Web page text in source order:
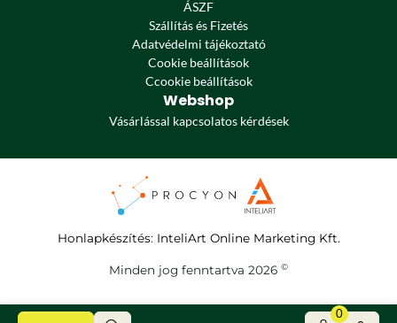
0
ÁSZF
Szállítás és Fizetés
Adatvédelmi tájékoztató
Cookie beállítások
Ccookie beállítások
Webshop
Vásárlással kapcsolatos kérdések
Honlapkészítés: InteliArt Online Marketing Kft.
Minden jog fenntartva 2026 ©